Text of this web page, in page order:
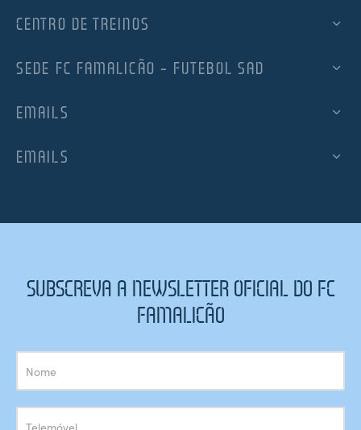
CENTRO DE TREINOS
SEDE FC FAMALICÃO – FUTEBOL SAD
EMAILS
EMAILS
SUBSCREVA A NEWSLETTER OFICIAL DO FC
FAMALICÃO
Subscrição
Newsletter